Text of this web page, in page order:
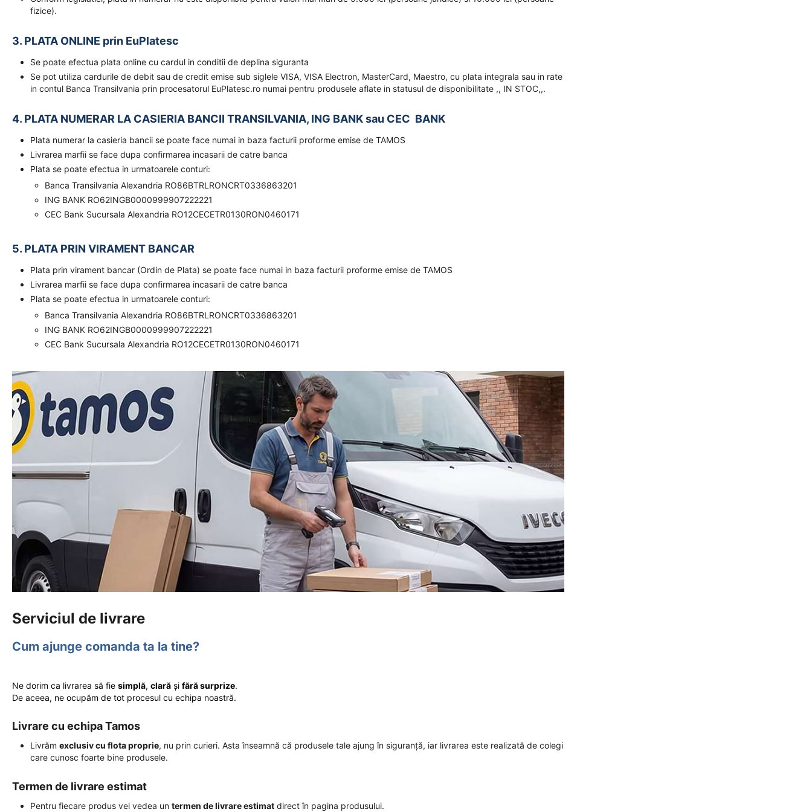
fizice).
3. PLATA ONLINE prin EuPlatesc
Se poate efectua plata online cu cardul in conditii de deplina siguranta
Se pot utiliza cardurile de debit sau de credit emise sub siglele VISA, VISA Electron, MasterCard, Maestro, cu plata integrala sau in rate
in contul Banca Transilvania prin procesatorul EuPlatesc.ro numai pentru produsele aflate in statusul de disponibilitate ,, IN STOC,,.
4. PLATA NUMERAR LA CASIERIA BANCII TRANSILVANIA, ING BANK sau CEC BANK
Plata numerar la casieria bancii se poate face numai in baza facturii proforme emise de TAMOS
Livrarea marfii se face dupa confirmarea incasarii de catre banca
Plata se poate efectua in urmatoarele conturi:
Banca Transilvania Alexandria RO86BTRLRONCRT0336863201
ING BANK RO62INGB0000999907222221
CEC Bank Sucursala Alexandria RO12CECETR0130RON0460171
5. PLATA PRIN VIRAMENT BANCAR
Plata prin virament bancar (Ordin de Plata) se poate face numai in baza facturii proforme emise de TAMOS
Livrarea marfii se face dupa confirmarea incasarii de catre banca
Plata se poate efectua in urmatoarele conturi:
Banca Transilvania Alexandria RO86BTRLRONCRT0336863201
ING BANK RO62INGB0000999907222221
CEC Bank Sucursala Alexandria RO12CECETR0130RON0460171
Serviciul de livrare
Cum ajunge comanda ta la tine?
Ne dorim ca livrarea să fie simplă, clară și fără surprize.
De aceea, ne ocupăm de tot procesul cu echipa noastră.
Livrare cu echipa Tamos
Livrăm exclusiv cu flota proprie, nu prin curieri. Asta înseamnă că produsele tale ajung în siguranță, iar livrarea este realizată de colegi
care cunosc foarte bine produsele.
Termen de livrare estimat
Pentru fiecare produs vei vedea un termen de livrare estimat direct în pagina produsului.